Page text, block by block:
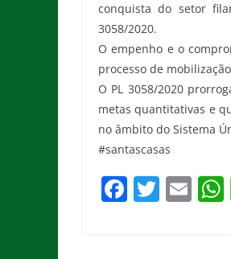
conquista do setor
3058/2020.
O empenho e o
processo de
O PL 3058/2020
metas quantitativas e
no âmbito do Sistema
#santascasas
F T E